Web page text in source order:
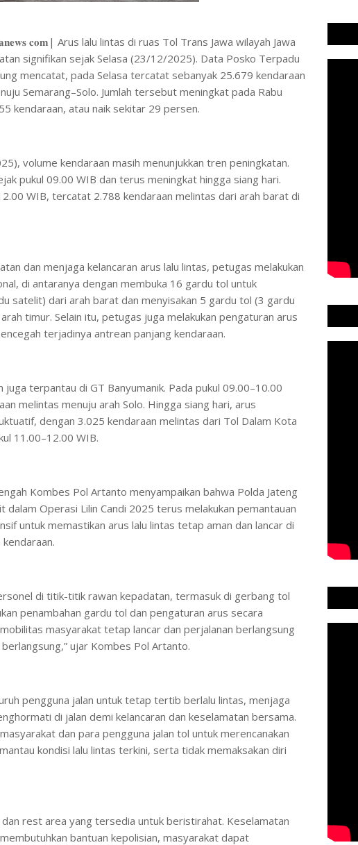
𝐜𝐨𝐦| Arus lalu lintas di ruas Tol Trans Jawa wilayah Jawa
signifikan sejak Selasa (23/12/2025). Data Posko Terpadu
mencatat, pada Selasa tercatat sebanyak 25.679 kendaraan
Semarang–Solo. Jumlah tersebut meningkat pada Rabu
kendaraan, atau naik sekitar 29 persen.
volume kendaraan masih menunjukkan tren peningkatan.
pukul 09.00 WIB dan terus meningkat hingga siang hari.
WIB, tercatat 2.788 kendaraan melintas dari arah barat di
dan menjaga kelancaran arus lalu lintas, petugas melakukan
di antaranya dengan membuka 16 gardu tol untuk
satelit) dari arah barat dan menyisakan 5 gardu tol (3 gardu
timur. Selain itu, petugas juga melakukan pengaturan arus
terjadinya antrean panjang kendaraan.
juga terpantau di GT Banyumanik. Pada pukul 09.00–10.00
melintas menuju arah Solo. Hingga siang hari, arus
dengan 3.025 kendaraan melintas dari Tol Dalam Kota
11.00–12.00 WIB.
Kombes Pol Artanto menyampaikan bahwa Polda Jateng
Operasi Lilin Candi 2025 terus melakukan pemantauan
untuk memastikan arus lalu lintas tetap aman dan lancar di
di titik-titik rawan kepadatan, termasuk di gerbang tol
penambahan gardu tol dan pengaturan arus secara
masyarakat tetap lancar dan perjalanan berlangsung
ujar Kombes Pol Artanto.
pengguna jalan untuk tetap tertib berlalu lintas, menjaga
di jalan demi kelancaran dan keselamatan bersama.
dan para pengguna jalan tol untuk merencanakan
kondisi lalu lintas terkini, serta tidak memaksakan diri
dan rest area yang tersedia untuk beristirahat. Keselamatan
bantuan kepolisian, masyarakat dapat